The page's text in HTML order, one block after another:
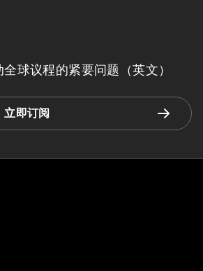
球议程的紧要问题（英文）
立即订阅